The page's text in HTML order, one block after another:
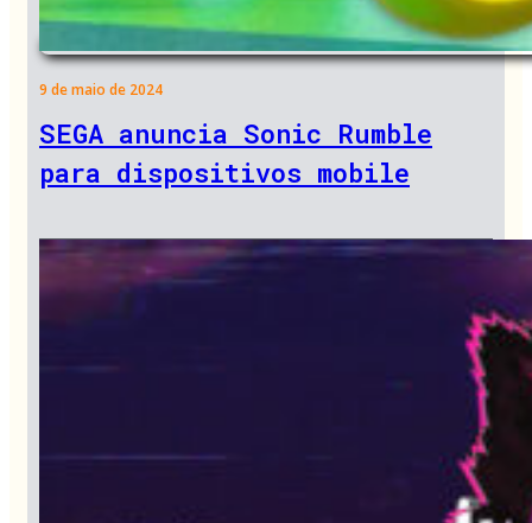
9 de maio de 2024
SEGA anuncia Sonic Rumble
para dispositivos mobile